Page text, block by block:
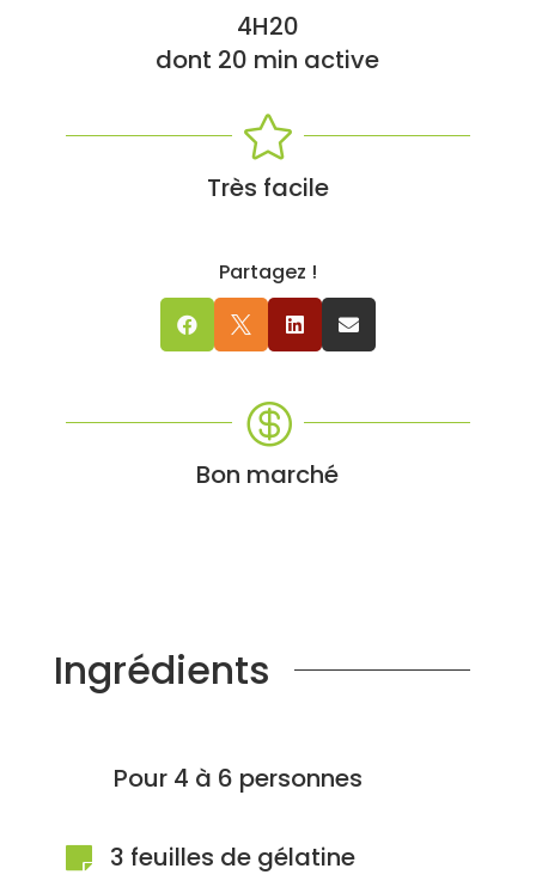
4H20
dont 20 min active

Très facile
Partagez !
   

Bon marché
Ingrédients
Pour 4 à 6 personnes
 3 feuilles de gélatine